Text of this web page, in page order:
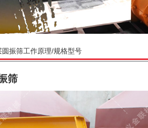
振筛工作原理/规格型号
筛